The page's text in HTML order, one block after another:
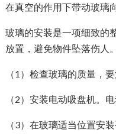
在真空的作用下带动玻璃
玻璃的安装是一项细致的
放置，避免物件坠落伤人
（1）检查玻璃的质量，
（2）安装电动吸盘机。
（3）在玻璃适当位置安